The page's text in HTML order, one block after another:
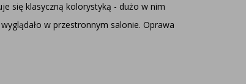
się klasyczną kolorystyką - dużo w nim
w przestronnym salonie. Oprawa